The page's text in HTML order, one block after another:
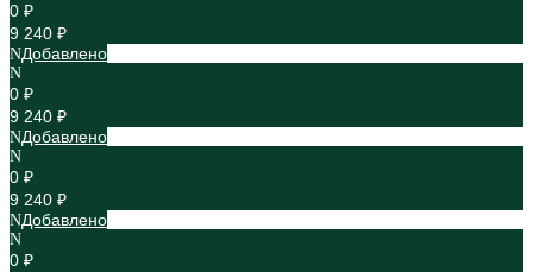
0 ₽
9 240 ₽
Добавлено
0 ₽
9 240 ₽
Добавлено
0 ₽
9 240 ₽
Добавлено
0 ₽